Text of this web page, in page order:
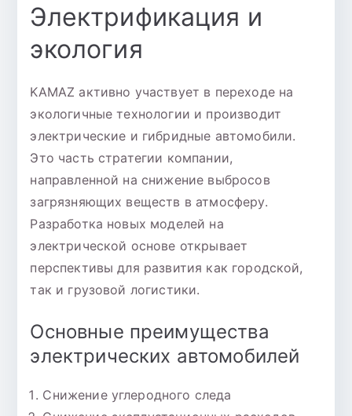
Электрификация и
экология
KAMAZ активно участвует в переходе на
экологичные технологии и производит
электрические и гибридные автомобили.
Это часть стратегии компании,
направленной на снижение выбросов
загрязняющих веществ в атмосферу.
Разработка новых моделей на
электрической основе открывает
перспективы для развития как городской,
так и грузовой логистики.
Основные преимущества
электрических автомобилей
Снижение углеродного следа